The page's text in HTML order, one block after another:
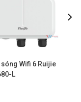
sóng Wifi 6 Ruijie
L